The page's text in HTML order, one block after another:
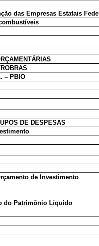
das Empresas Estatais
– PBIO
DE DESPESAS
de Investimento
do Patrimônio Líquido